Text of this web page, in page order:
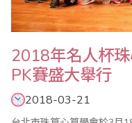
2018年名人杯
PK賽盛大舉行
2018-03-21